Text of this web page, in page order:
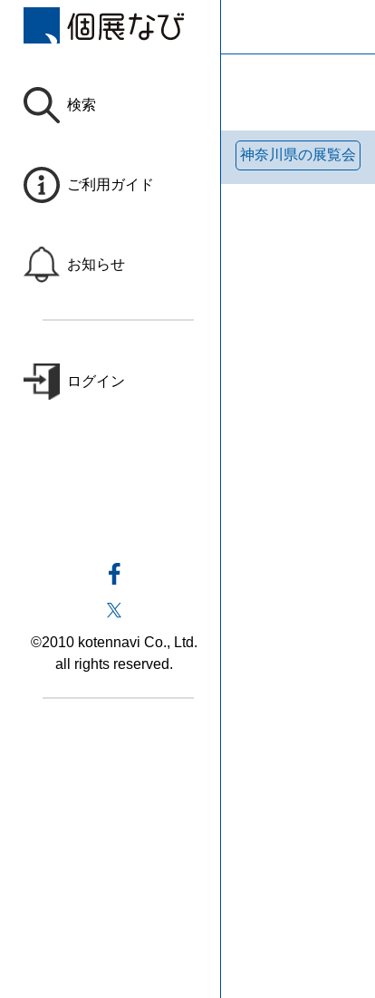
検索
ご利用ガイド
お知らせ
ログイン
©2010 kotennavi Co., Ltd.
all rights reserved.
神奈川県の展覧会